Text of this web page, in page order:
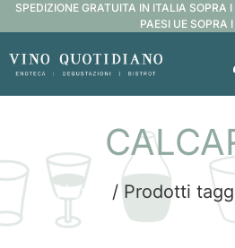
SPEDIZIONE GRATUITA IN ITALIA SOPRA
PAESI UE SOPRA
Home / Prodotti